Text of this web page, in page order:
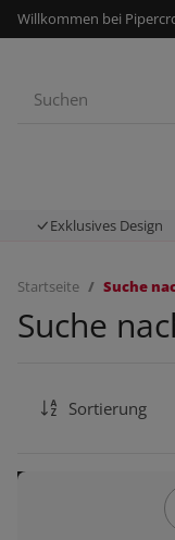
Willkommen bei
Exklusives Design
Startseite Suche
Suche
Sortierung